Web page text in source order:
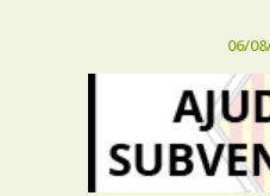
06/